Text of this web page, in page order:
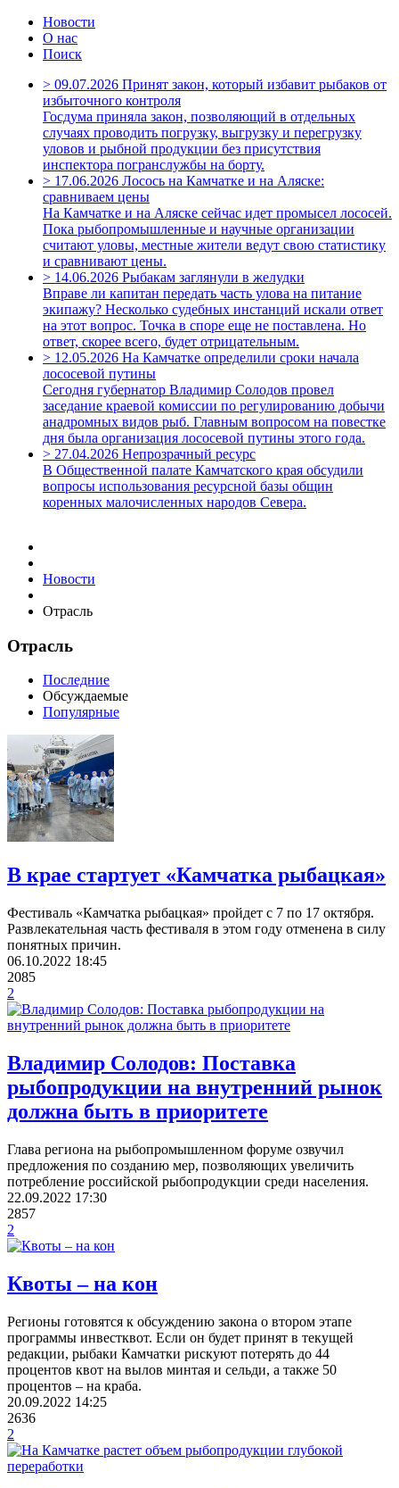
Новости
О нас
Поиск
> 09.07.2026 Принят закон, который избавит рыбаков от
избыточного контроля
Госдума приняла закон, позволяющий в отдельных
случаях проводить погрузку, выгрузку и перегрузку
уловов и рыбной продукции без присутствия
инспектора погранслужбы на борту.
> 17.06.2026 Лосось на Камчатке и на Аляске:
сравниваем цены
На Камчатке и на Аляске сейчас идет промысел лососей.
Пока рыбопромышленные и научные организации
считают уловы, местные жители ведут свою статистику
и сравнивают цены.
> 14.06.2026 Рыбакам заглянули в желудки
Вправе ли капитан передать часть улова на питание
экипажу? Несколько судебных инстанций искали ответ
на этот вопрос. Точка в споре еще не поставлена. Но
ответ, скорее всего, будет отрицательным.
> 12.05.2026 На Камчатке определили сроки начала
лососевой путины
Сегодня губернатор Владимир Солодов провел
заседание краевой комиссии по регулированию добычи
анадромных видов рыб. Главным вопросом на повестке
дня была организация лососевой путины этого года.
> 27.04.2026 Непрозрачный ресурс
В Общественной палате Камчатского края обсудили
вопросы использования ресурсной базы общин
коренных малочисленных народов Севера.
Новости
Отрасль
Отрасль
Последние
Обсуждаемые
Популярные
В крае стартует «Камчатка рыбацкая»
Фестиваль «Камчатка рыбацкая» пройдет с 7 по 17 октября.
Развлекательная часть фестиваля в этом году отменена в силу
понятных причин.
06.10.2022 18:45
2085
2
​Владимир Солодов: Поставка
рыбопродукции на внутренний рынок
должна быть в приоритете
Глава региона на рыбопромышленном форуме озвучил
предложения по созданию мер, позволяющих увеличить
потребление российской рыбопродукции среди населения.
22.09.2022 17:30
2857
2
Квоты – на кон
Регионы готовятся к обсуждению закона о втором этапе
программы инвестквот. Если он будет принят в текущей
редакции, рыбаки Камчатки рискуют потерять до 44
процентов квот на вылов минтая и сельди, а также 50
процентов – на краба.
20.09.2022 14:25
2636
2